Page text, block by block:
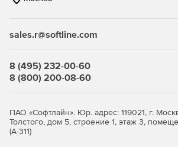
документации) как для всего
комплекта чертежей делается в два
Максимальная конфигурация Платформы
крупных и корпоративных заказчиков.
sales.r@softline.com
8 (495) 232-00-60
8 (800) 200-08-60
ПАО «Софтлайн». Юр. адрес: 119021, г.
Толстого, дом 5, строение 1, этаж 3,
(А-311)